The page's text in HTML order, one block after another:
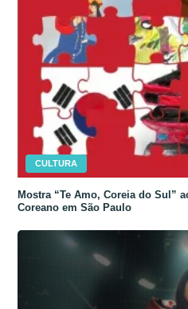
CULTURA
Mostra “Te Amo, Coreia do Sul”
Coreano em São Paulo